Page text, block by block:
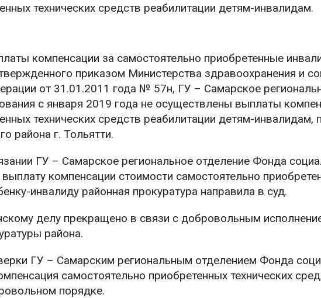
технических средств реабилитации детям-инвалидам.
компенсации за самостоятельно приобретенные
приказом Министерства здравоохранения и
от 31.01.2011 года № 57н, ГУ – Самарское
с января 2019 года не осуществлены выплаты
технических средств реабилитации детям-
района г. Тольятти.
ГУ – Самарское региональное отделение Фонда
компенсации стоимости самостоятельно
инвалиду районная прокуратура направила в суд.
делу прекращено в связи с добровольным
района.
ГУ – Самарским региональным отделением Фонда
самостоятельно приобретенных технических
порядке.